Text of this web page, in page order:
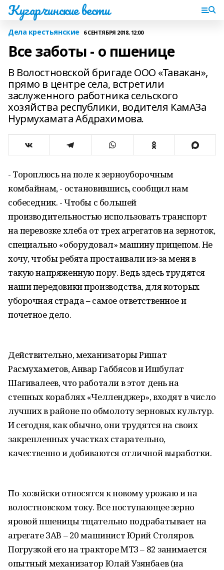
Кугарчинские вести
Дела крестьянские 6 СЕНТЯБРЯ 2018, 12:00
Все заботы - о пшенице
В Волостновской бригаде ООО «Тавакан»,
прямо в центре села, встретили
заслуженного работника сельского
хозяйства республики, водителя КамАЗа
Нурмухамата Абдрахимова.
- Тороплюсь на поле к зерноуборочным
комбайнам, - остановившись, сообщил нам
собеседник. - Чтобы с большей
производительностью использовать транспорт
на перевозке хлеба от трех агрегатов на зерноток,
специально «оборудовал» машину прицепом. Не
хочу, чтобы ребята простаивали из-за меня в
такую напряженную пору. Ведь здесь трудятся
наши передовики производства, для которых
уборочная страда – самое ответственное и
почетное дело.
Действительно, механизаторы Ришат
Расмухаметов, Анвар Габбясов и Ишбулат
Шагивалеев, что работали в этот день на
степных кораблях «Челленджер», входят в число
лучших в районе по обмолоту зерновых культур.
И сегодня, как обычно, они трудятся на своих
закрепленных участках старательно,
качественно и добиваются отличной выработки.
По-хозяйски относятся к новому урожаю и на
волостновском току. Все поступающее зерно
яровой пшеницы тщательно подрабатывает на
агрегате ЗАВ – 20 машинист Юрий Столяров.
Погрузкой его на тракторе МТЗ – 82 занимается
опытный механизатор Юлай Узянбаев (на